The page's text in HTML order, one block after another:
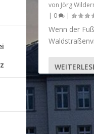
von Jörg
| 0 |
Wenn der